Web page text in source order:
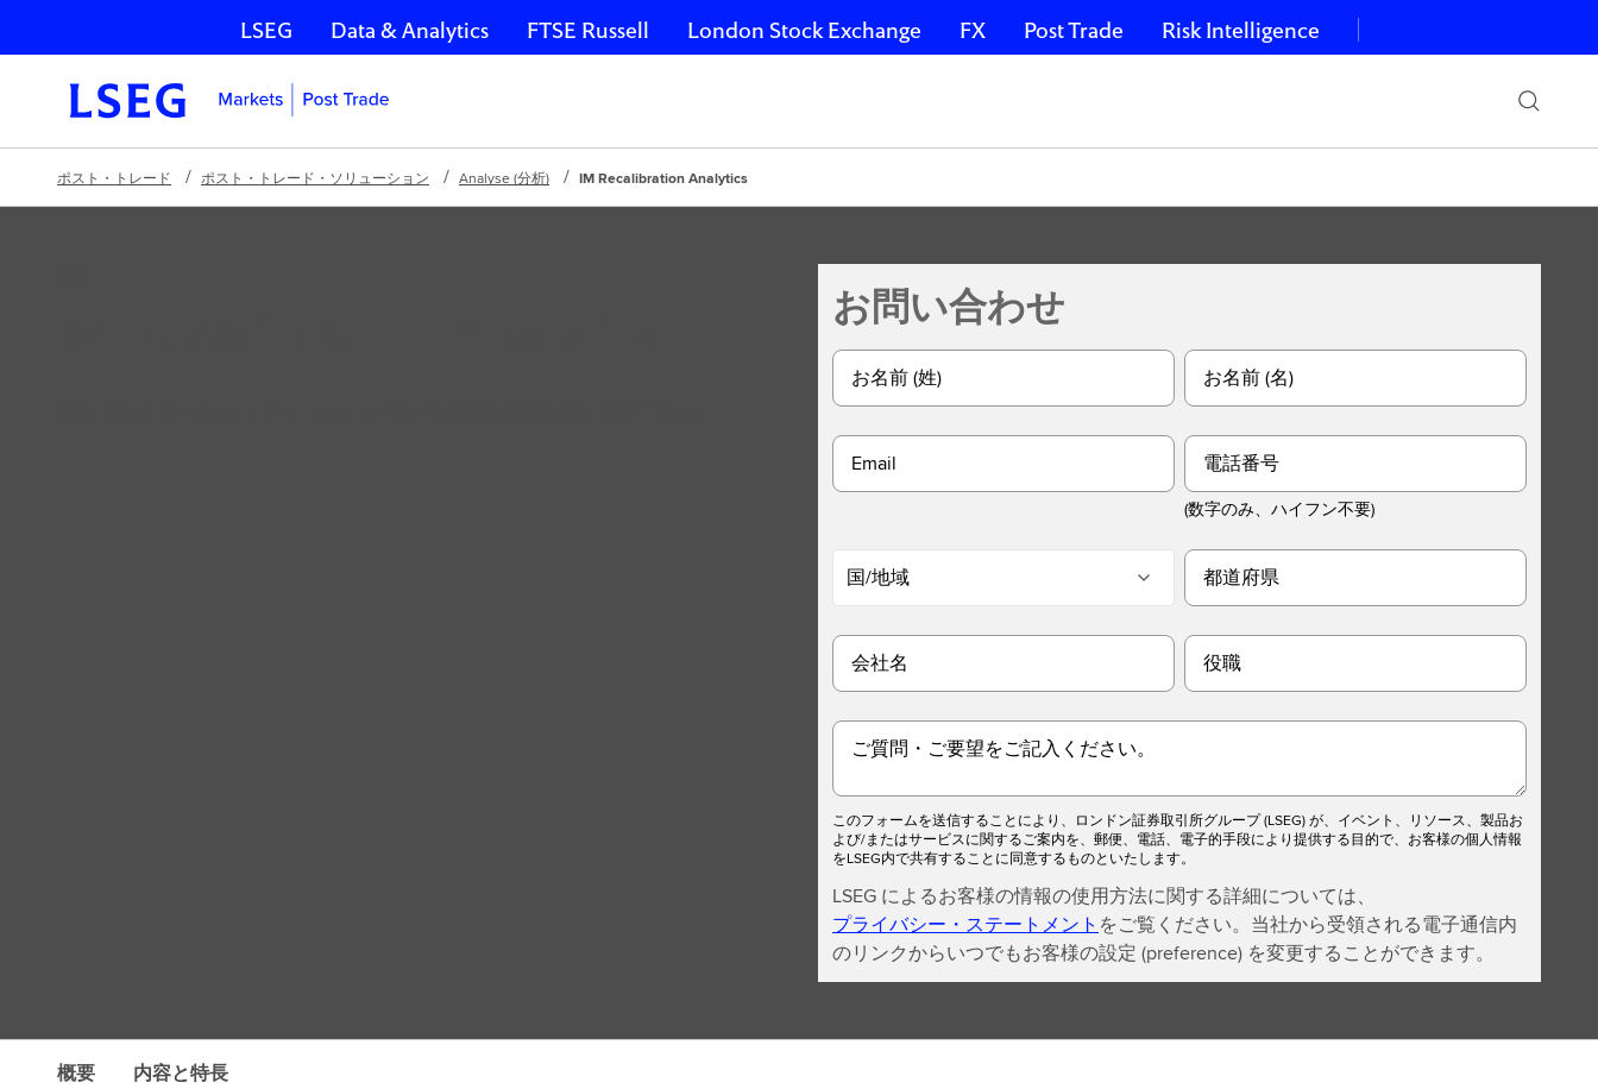
ナビゲーションをスキップ
LSEG Data & Analytics FTSE Russell London Stock Exchange FX Post Trade Risk Intelligence
ポスト・トレード ポスト・トレード・ソリューション Analyse (分析) IM Recalibration Analytics
お問い合わせ
お名前 (姓) お名前 (名)
Email 電話番号
(数字のみ、ハイフン不要)
国/地域 都道府県
会社名 役職
ご質問・ご要望をご記入ください。
このフォームを送信することにより、ロンドン証券取引所グループ (LSEG) が、イベント、リソース、製品お
よび/またはサービスに関するご案内を、郵便、電話、電子的手段により提供する目的で、お客様の個人情報
をLSEG内で共有することに同意するものといたします。
LSEG によるお客様の情報の使用方法に関する詳細については、
プライバシー・ステートメント をご覧ください。当社から受領される電子通信内
のリンクからいつでもお客様の設定 (preference) を変更することができます。
概要 内容と特長